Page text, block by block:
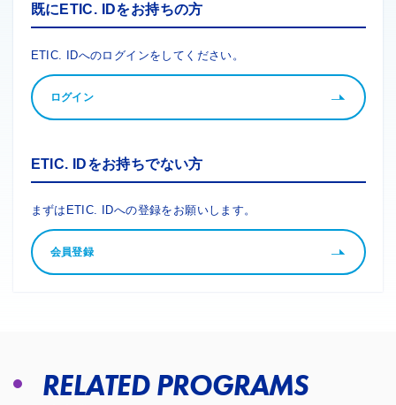
既にETIC. IDをお持ちの方
ETIC. IDへのログインをしてください。
ログイン
ETIC. IDをお持ちでない方
まずはETIC. IDへの登録をお願いします。
会員登録
RELATED PROGRAMS